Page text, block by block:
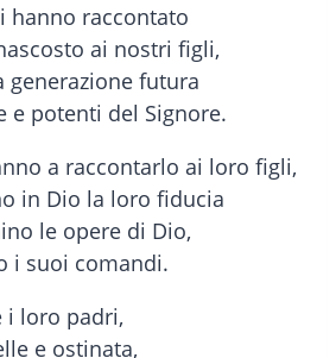
hanno raccontato
ai nostri figli,
generazione futura
e potenti del Signore.
a raccontarlo ai loro figli,
in Dio la loro fiducia
le opere di Dio,
i suoi comandi.
i loro padri,
e ostinata,